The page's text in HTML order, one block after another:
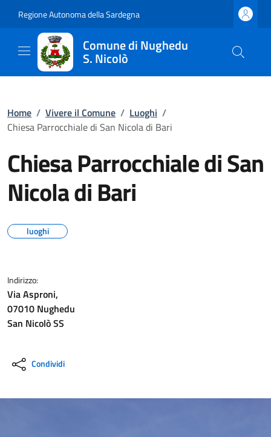
Regione Autonoma della Sardegna
Comune di Nughedu
S. Nicolò
Home / Vivere il Comune / Luoghi /
Chiesa Parrocchiale di San Nicola di Bari
Chiesa Parrocchiale di San
Nicola di Bari
luoghi
Indirizzo:
Via Asproni,
07010 Nughedu
San Nicolò SS
Condividi